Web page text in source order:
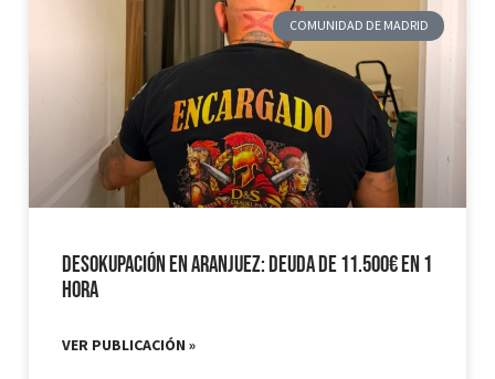
COMUNIDAD DE MADRID
Desokupación en Aranjuez: Deuda de 11.500€ en 1
hora
VER PUBLICACIÓN »